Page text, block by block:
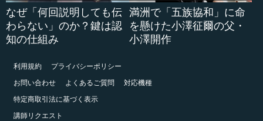
なぜ「何回説明しても伝
わらない」のか？鍵は認
知の仕組み
満洲で「五族協和」に命
を懸けた小澤征爾の父・
小澤開作
利用規約
プライバシーポリシー
お問い合わせ
よくあるご質問
対応機種
特定商取引法に基づく表示
講師リクエスト